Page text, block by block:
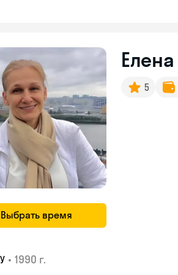
Выбрать время
Елена
5
• 1990 г.